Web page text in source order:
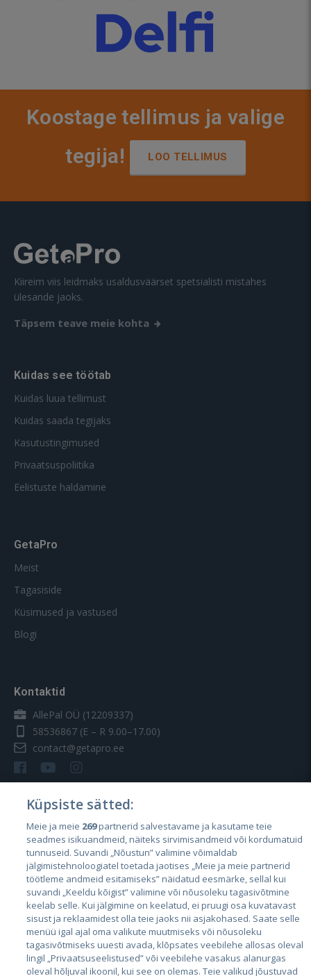
Koostage tellimus ja valige
tegija!
LOO TELLIMUS
Kiireim viis leidmaks usaldusväärset spetsialisti mistahes
ülesande jaoks.
Täpsem teave meie kohta
Kuidas see töötab
Kuidas luua tellimust
Kuidas saada tegijaks
Kasutustingimused
Privaatsuspoliitika
Eelistuste haldamine
GetaPro
Meist
Tagasiside
Küsimused ja vastused
Blogi
Kontaktid
AllePal OÜ (12209337)
58536867 (E – R 9.00–17.00)
contact@getapro.ee
Riigid
Eesti
Läti
Leedu
Küpsiste sätted:
Meie ja meie 269partnerid salvestavame ja kasutame teie
seadmes isikuandmeid, näiteks sirvimisandmeid või kordumatuid
tunnuseid. Suvandi „Nõustun” valimine võimaldab
jälgimistehnoloogiatel toetada jaotises „Meie ja meie partnerid
töötleme andmeid esitamiseks” näidatud eesmärke, sellal kui
suvandi „Keeldu kõigist” valimine või nõusoleku tagasivõtmine
keelab selle. Kui jälgimine on keelatud, ei pruugi osa kuvatavast
sisust ja reklaamidest olla teie jaoks nii asjakohased. Saate selle
menüü igal ajal oma valikute muutmiseks või nõusoleku
tagasivõtmiseks uuesti avada, klõpsates veebilehe allosas oleval
lingil „Privaatsuseelistused” või veebilehe vasakus alanurgas
oleval hõljuval ikoonil, kui see on olemas. Teie valikud jõustuvad